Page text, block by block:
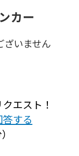
カー
ざいません
エスト！
する